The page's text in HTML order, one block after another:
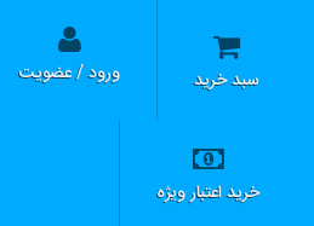
سبد خرید ورود / عضویت
خرید اعتبار ویژه